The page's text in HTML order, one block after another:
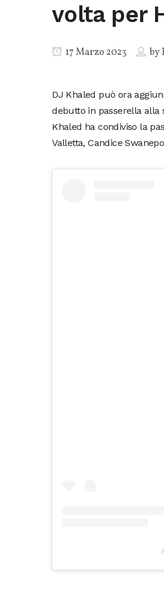
volta per
17 Marzo 2023 by
DJ Khaled può ora
debutto in passerella alla
Khaled ha condiviso la
Valletta, Candice